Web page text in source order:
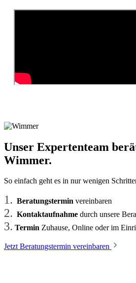
Unser Expertenteam
Wimmer.
So einfach geht es in nur wenigen
1. Beratungstermin vereinbaren
2. Kontaktaufnahme durch unsere
3. Termin Zuhause, Online oder im
Jetzt Beratungstermin vereinbaren